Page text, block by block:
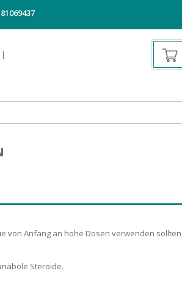
von Anfang an hohe Dosen verwenden
Steroide.